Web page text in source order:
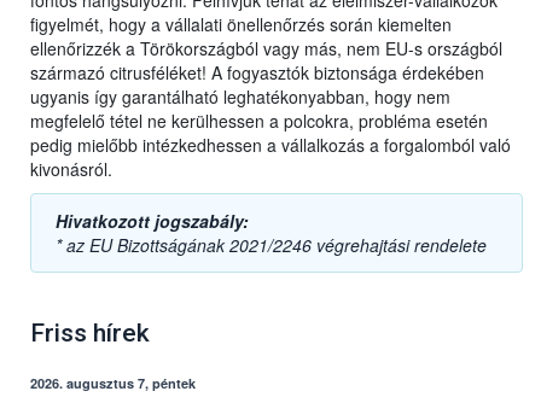
figyelmét, hogy a vállalati önellenőrzés során kiemelten
ellenőrizzék a Törökországból vagy más, nem EU-s országból
származó citrusféléket! A fogyasztók biztonsága érdekében
ugyanis így garantálható leghatékonyabban, hogy nem
megfelelő tétel ne kerülhessen a polcokra, probléma esetén
pedig mielőbb intézkedhessen a vállalkozás a forgalomból való
kivonásról.
Hivatkozott jogszabály:
* az EU Bizottságának 2021/2246 végrehajtási rendelete
Friss hírek
2026. augusztus 7, péntek